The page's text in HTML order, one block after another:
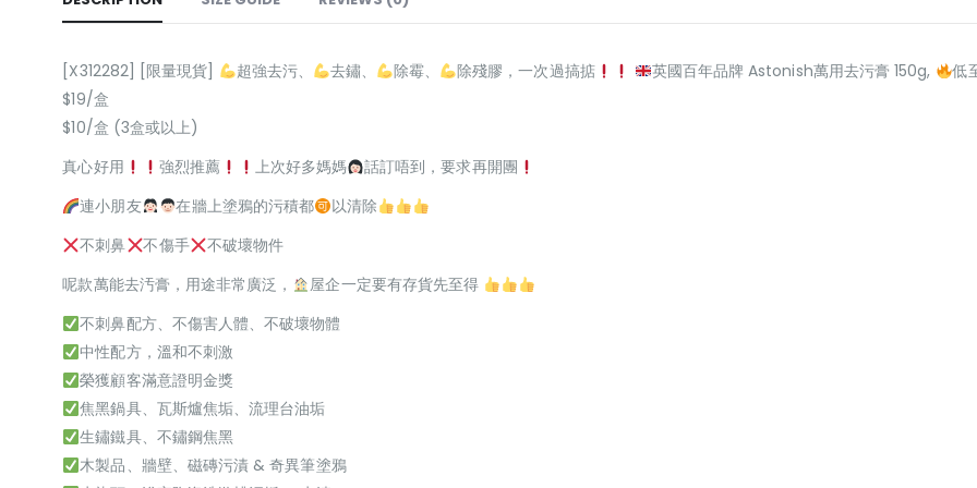
[X312282] [限量現貨] 超強去污、 去鏽、 除霉、 除殘膠，一次過搞掂 英國百年品牌 Astonish萬用去污膏 150g,
低
$19/盒
$10/盒 (3盒或以上)
真心好用
強烈推薦 上次好多媽媽
話訂唔到，要求再開團
連小朋友
在牆上塗鴉的污積都
以清除
不刺鼻
不傷手
不破壞物件
呢款萬能去汚膏，用途非常廣泛，
屋企一定要有存貨先至得
不刺鼻配方、不傷害人體、不破壞物體
中性配方，溫和不刺激
榮獲顧客滿意證明金獎
焦黑鍋具、瓦斯爐焦垢、流理台油垢
生鏽鐵具、不鏽鋼焦黑
木製品、牆壁、磁磚污漬 & 奇異筆塗鴉